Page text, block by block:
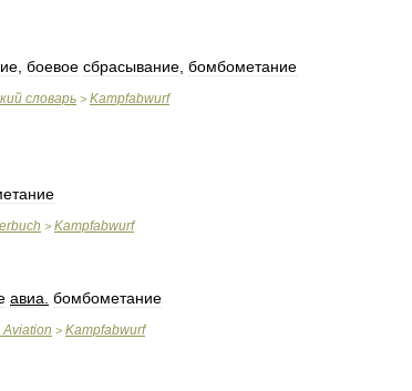
боевое сбрасывание бомбометание
словарь > Kampfabwurf
> Kampfabwurf
авиа бомбометание
Aviation > Kampfabwurf